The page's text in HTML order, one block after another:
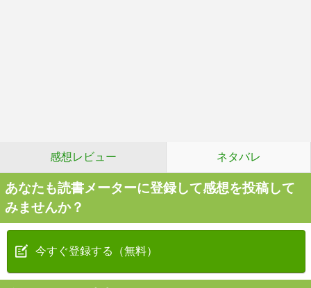
感想レビュー ネタバレ
あなたも読書メーターに登録して感想を投稿して
みませんか？
今すぐ登録する（無料）